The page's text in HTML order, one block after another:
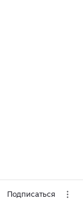
Подписаться